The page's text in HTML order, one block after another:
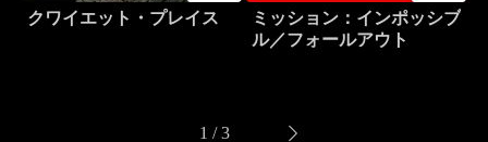
クワイエット・プレイス
ミッション：インポッシブ
ル／フォールアウト
1